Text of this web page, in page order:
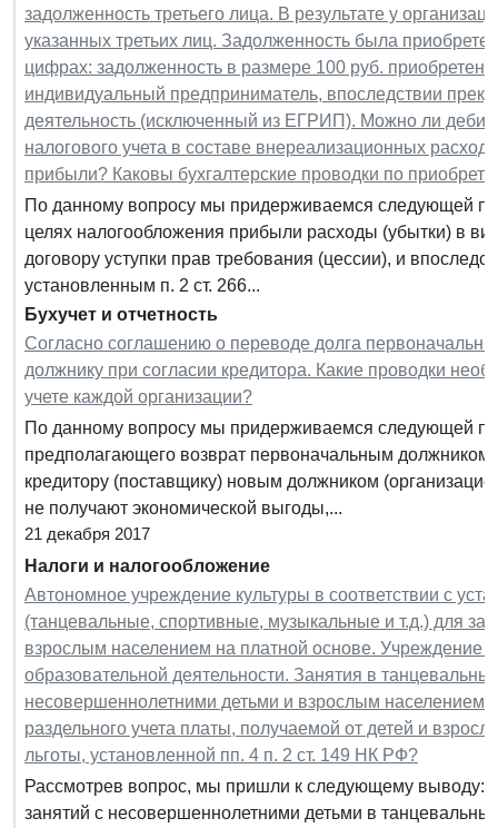
задолженность третьего лица. В результате у
указанных третьих лиц. Задолженность была
цифрах: задолженность в размере 100 руб.
индивидуальный предприниматель, впоследствии
деятельность (исключенный из ЕГРИП). Можно ли
налогового учета в составе внереализационных
прибыли? Каковы бухгалтерские проводки по
По данному вопросу мы придерживаемся следующей
целях налогообложения прибыли расходы (убытки) в
договору уступки прав требования (цессии), и
установленным п. 2 ст. 266...
Бухучет и отчетность
Согласно соглашению о переводе долга
должнику при согласии кредитора. Какие проводки
учете каждой организации?
По данному вопросу мы придерживаемся следующей
предполагающего возврат первоначальным
кредитору (поставщику) новым должником
не получают экономической выгоды,...
21 декабря 2017
Налоги и налогообложение
Автономное учреждение культуры в соответствии с
(танцевальные, спортивные, музыкальные и т.д.) для
взрослым населением на платной основе. Учреждение
образовательной деятельности. Занятия в
несовершеннолетними детьми и взрослым населением
раздельного учета платы, получаемой от детей и
льготы, установленной пп. 4 п. 2 ст. 149 НК РФ?
Рассмотрев вопрос, мы пришли к следующему выводу:
занятий с несовершеннолетними детьми в